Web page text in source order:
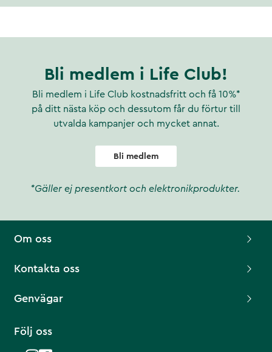
Bli medlem i Life Club!
Bli medlem i Life Club kostnadsfritt och få 10%*
på ditt nästa köp och dessutom får du förtur till
utvalda kampanjer och mycket annat.
Bli medlem
*Gäller ej presentkort och elektronikprodukter.
Om oss
Kontakta oss
Genvägar
Följ oss